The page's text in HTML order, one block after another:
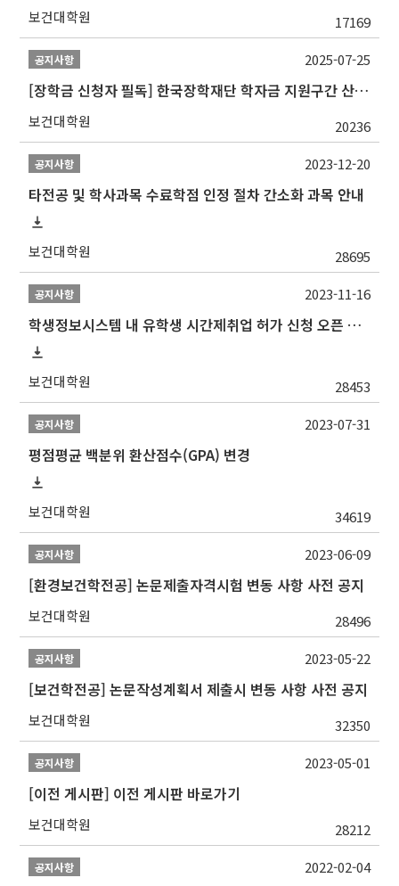
보건대학원 17169
공지사항
[장학금 신청자 필독] 한국장학재단 학자금 지원구간 산정 권고
보건대학원 20236
2025-07-25
공지사항
타전공 및 학사과목 수료학점 인정 절차 간소화 과목 안내
보건대학원 28695
2023-12-20
공지사항
학생정보시스템 내 유학생 시간제취업 허가 신청 오픈 안내
보건대학원 28453
2023-11-16
공지사항
평점평균 백분위 환산점수(GPA) 변경
보건대학원 34619
2023-07-31
공지사항
[환경보건학전공] 논문제출자격시험 변동 사항 사전 공지
보건대학원 28496
2023-06-09
공지사항
[보건학전공] 논문작성계획서 제출시 변동 사항 사전 공지
보건대학원 32350
2023-05-22
공지사항
[이전 게시판] 이전 게시판 바로가기
보건대학원 28212
2023-05-01
공지사항 2022-02-04